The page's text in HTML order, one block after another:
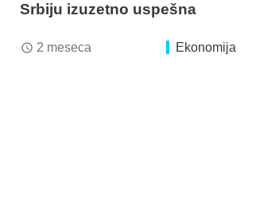
Srbiju izuzetno uspešna
access_time 2 meseca Ekonomija